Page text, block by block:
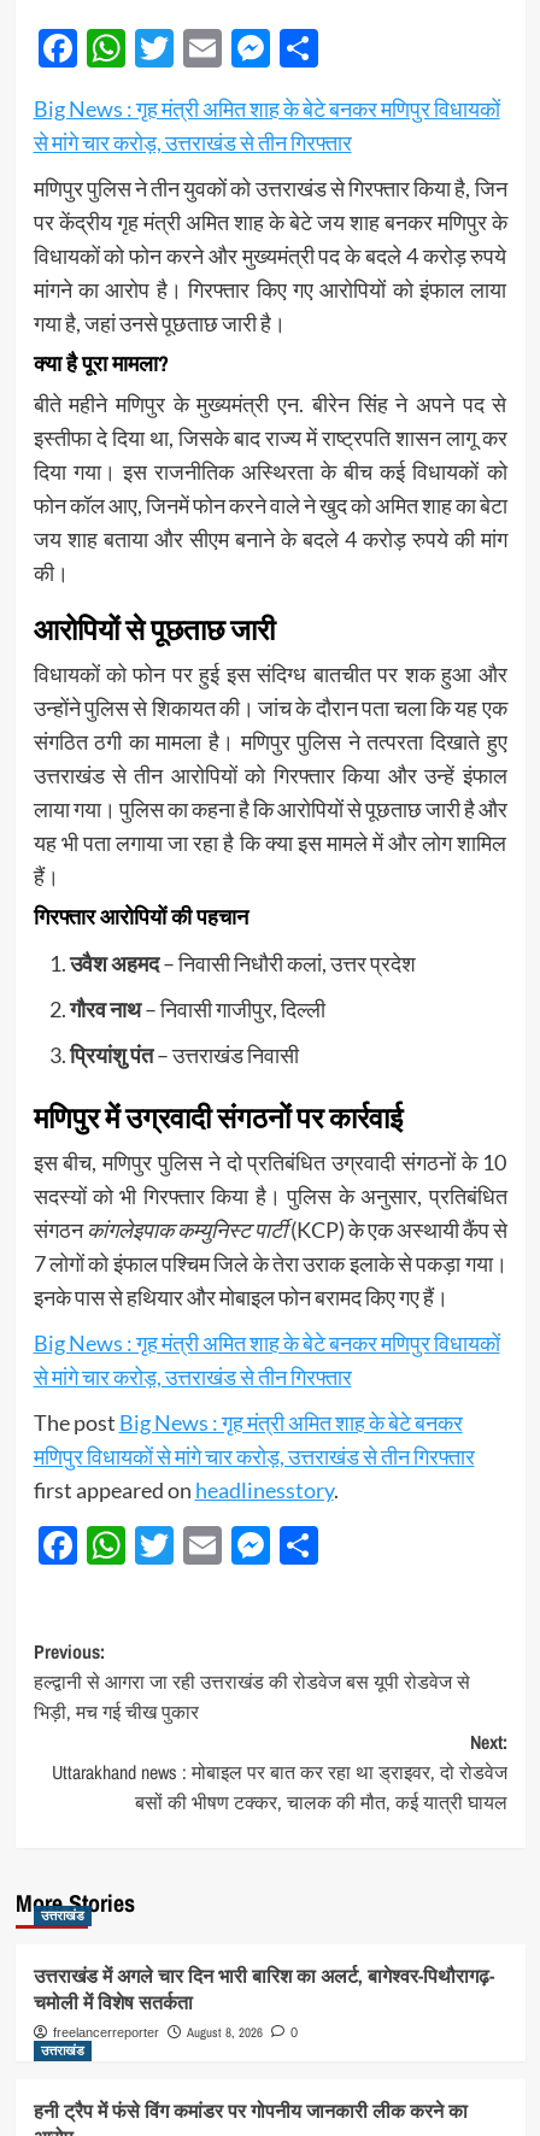
Facebook
WhatsApp
Twitter
EmailMessenger
Share
Big News : गृह मंत्री अमित शाह के बेटे बनकर मणिपुर विधायकों
से मांगे चार करोड़, उत्तराखंड से तीन गिरफ्तार
मणिपुर पुलिस ने तीन युवकों को उत्तराखंड से गिरफ्तार किया है, जिन
पर केंद्रीय गृह मंत्री अमित शाह के बेटे जय शाह बनकर मणिपुर के
विधायकों को फोन करने और मुख्यमंत्री पद के बदले 4 करोड़ रुपये
मांगने का आरोप है। गिरफ्तार किए गए आरोपियों को इंफाल लाया
गया है, जहां उनसे पूछताछ जारी है।
क्या है पूरा मामला?
बीते महीने मणिपुर के मुख्यमंत्री एन. बीरेन सिंह ने अपने पद से
इस्तीफा दे दिया था, जिसके बाद राज्य में राष्ट्रपति शासन लागू कर
दिया गया। इस राजनीतिक अस्थिरता के बीच कई विधायकों को
फोन कॉल आए, जिनमें फोन करने वाले ने खुद को अमित शाह का बेटा
जय शाह बताया और सीएम बनाने के बदले 4 करोड़ रुपये की मांग
की।
आरोपियों से पूछताछ जारी
विधायकों को फोन पर हुई इस संदिग्ध बातचीत पर शक हुआ और
उन्होंने पुलिस से शिकायत की। जांच के दौरान पता चला कि यह एक
संगठित ठगी का मामला है। मणिपुर पुलिस ने तत्परता दिखाते हुए
उत्तराखंड से तीन आरोपियों को गिरफ्तार किया और उन्हें इंफाल
लाया गया। पुलिस का कहना है कि आरोपियों से पूछताछ जारी है और
यह भी पता लगाया जा रहा है कि क्या इस मामले में और लोग शामिल
हैं।
गिरफ्तार आरोपियों की पहचान
उवैश अहमद– निवासी निधौरी कलां, उत्तर प्रदेश
गौरव नाथ– निवासी गाजीपुर, दिल्ली
प्रियांशु पंत– उत्तराखंड निवासी
मणिपुर में उग्रवादी संगठनों पर कार्रवाई
इस बीच, मणिपुर पुलिस ने दो प्रतिबंधित उग्रवादी संगठनों के 10
सदस्यों को भी गिरफ्तार किया है। पुलिस के अनुसार, प्रतिबंधित
संगठनकांगलेइपाक कम्युनिस्ट पार्टी(KCP) के एक अस्थायी कैंप से
7 लोगों को इंफाल पश्चिम जिले के तेरा उराक इलाके से पकड़ा गया।
इनके पास से हथियार और मोबाइल फोन बरामद किए गए हैं।
Big News : गृह मंत्री अमित शाह के बेटे बनकर मणिपुर विधायकों
से मांगे चार करोड़, उत्तराखंड से तीन गिरफ्तार
The post Big News : गृह मंत्री अमित शाह के बेटे बनकर
मणिपुर विधायकों से मांगे चार करोड़, उत्तराखंड से तीन गिरफ्तार
first appeared on headlinesstory.
Facebook
WhatsApp
Twitter
EmailMessenger
Share
Post
navigation
Previous:
हल्द्वानी से आगरा जा रही उत्तराखंड की रोडवेज बस यूपी रोडवेज से
भिड़ी, मच गई चीख पुकार
Next:
Uttarakhand news : मोबाइल पर बात कर रहा था ड्राइवर, दो रोडवेज
बसों की भीषण टक्कर, चालक की मौत, कई यात्री घायल
More Stories
उत्तराखंड
उत्तराखंड में अगले चार दिन भारी बारिश का अलर्ट, बागेश्वर-पिथौरागढ़-
चमोली में विशेष सतर्कता
freelancerreporter August 8, 2026 0
उत्तराखंड
हनी ट्रैप में फंसे विंग कमांडर पर गोपनीय जानकारी लीक करने का